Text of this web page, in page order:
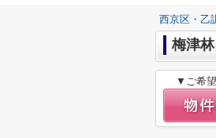
西京区・乙
梅津林
▼ご希